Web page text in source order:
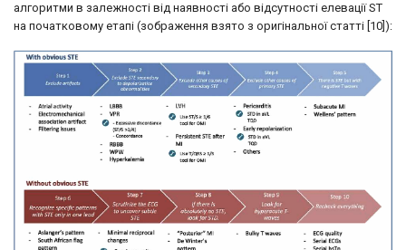
алгоритми в залежності від наявності або відсутності елевації ST
на початковому етапі (зображення взято з оригінальної статті [10]):